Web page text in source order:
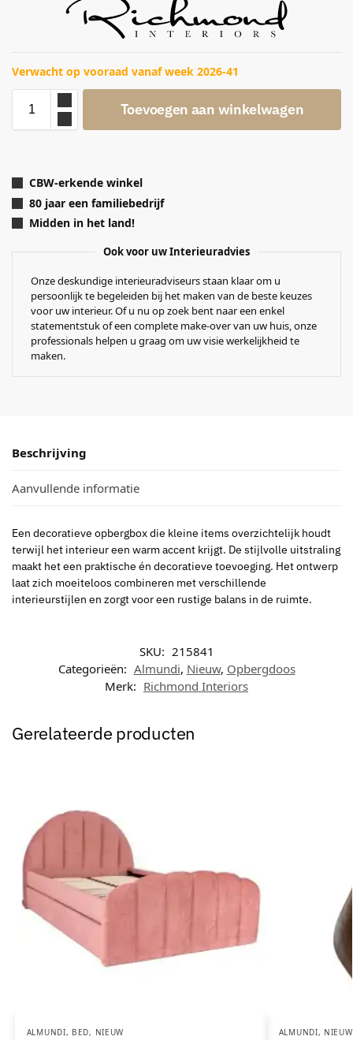
Verwacht op vooraad vanaf week 2026-41
Toevoegen aan winkelwagen
CBW-erkende winkel
80 jaar een familiebedrijf
Midden in het land!
Ook voor uw Interieuradvies
Onze deskundige interieuradviseurs staan klaar om u
persoonlijk te begeleiden bij het maken van de beste keuzes
voor uw interieur. Of u nu op zoek bent naar een enkel
statementstuk of een complete make-over van uw huis, onze
professionals helpen u graag om uw visie werkelijkheid te
maken.
Beschrijving
Aanvullende informatie
Een decoratieve opbergbox die kleine items overzichtelijk houdt
terwijl het interieur een warm accent krijgt. De stijlvolle uitstraling
maakt het een praktische én decoratieve toevoeging. Het ontwerp
laat zich moeiteloos combineren met verschillende
interieurstijlen en zorgt voor een rustige balans in de ruimte.
SKU: 215841
Categorieën: Almundi, Nieuw, Opbergdoos
Merk: Richmond Interiors
Gerelateerde producten
ALMUNDI, BED, NIEUW ALMUNDI, NIEUW